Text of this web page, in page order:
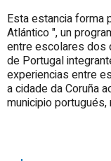
Esta estancia forma
Atlántico", un
entre escolares dos
de Portugal
experiencias entre
a cidade da Coruña
municipio